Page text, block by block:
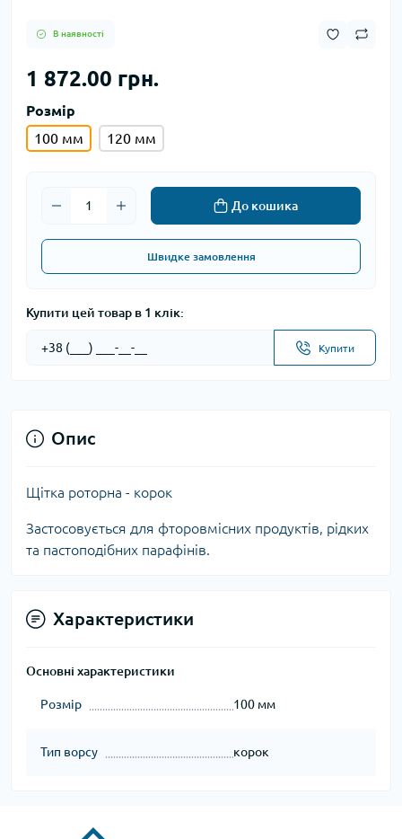
В наявності
1 872.00 грн.
Розмір
100 мм
120 мм
До кошика
Швидке замовлення
Купити цей товар в 1 клік:
Купити
Опис
Щітка роторна - корок
Застосовується для фторовмісних продуктів, рідких
та пастоподібних парафінів.
Характеристики
Основні характеристики
Розмір 100 мм
Тип ворсу корок